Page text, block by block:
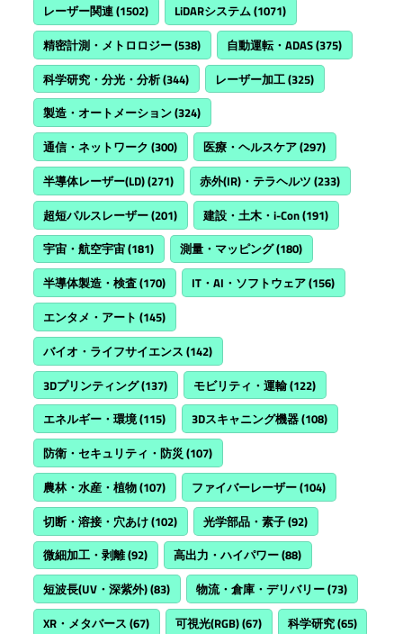
レーザー関連(1502) LiDARシステム(1071)
精密計測・メトロロジー(538) 自動運転・ADAS(375)
科学研究・分光・分析(344) レーザー加工(325)
製造・オートメーション(324)
通信・ネットワーク (300) 医療・ヘルスケア(297)
半導体レーザー(LD)(271) 赤外(IR)・テラヘルツ (233)
超短パルスレーザー(201) 建設・土木・i-Con(191)
宇宙・航空宇宙(181) 測量・マッピング(180)
半導体製造・検査(170) IT・AI・ソフトウェア(156)
エンタメ・アート (145)
バイオ・ライフサイエンス (142)
3Dプリンティング(137) モビリティ・運輸(122)
エネルギー・環境(115) 3Dスキャニング機器(108)
防衛・セキュリティ・防災(107)
農林・水産・植物(107) ファイバーレーザー(104)
切断・溶接・穴あけ(102) 光学部品・素子(92)
微細加工・剥離(92) 高出力・ハイパワー(88)
短波長(UV・深紫外)(83) 物流・倉庫・デリバリー(73)
XR・メタバース (67) 可視光(RGB)(67) 科学研究(65)